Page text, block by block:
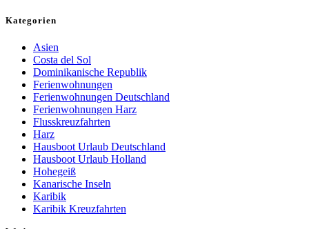
Kategorien
Asien
Costa del Sol
Dominikanische Republik
Ferienwohnungen
Ferienwohnungen Deutschland
Ferienwohnungen Harz
Flusskreuzfahrten
Harz
Hausboot Urlaub Deutschland
Hausboot Urlaub Holland
Hohegeiß
Kanarische Inseln
Karibik
Karibik Kreuzfahrten